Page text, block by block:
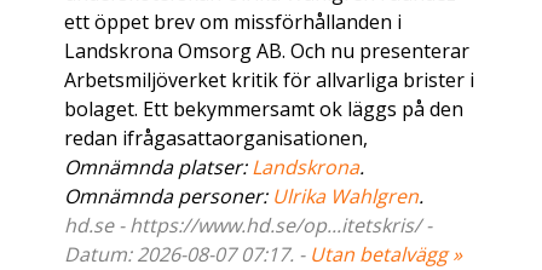
ett öppet brev om missförhållanden i
Landskrona Omsorg AB. Och nu presenterar
Arbetsmiljöverket kritik för allvarliga brister i
bolaget. Ett bekymmersamt ok läggs på den
redan ifrågasattaorganisationen,
Omnämnda platser:Landskrona.
Omnämnda personer: Ulrika Wahlgren.
hd.se - https://www.hd.se/op...itetskris/ -
Datum: 2026-08-07 07:17. - Utan betalvägg »